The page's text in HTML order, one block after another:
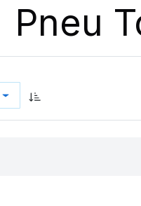
Pneu